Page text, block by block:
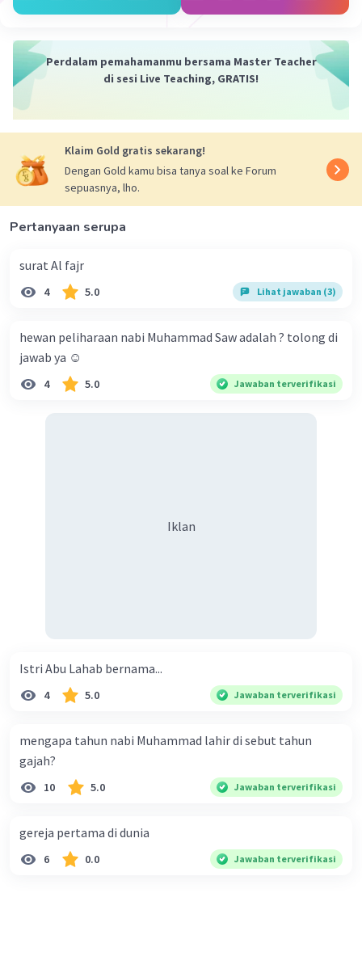
Iklan
2. Tidak takut untuk bertanggung jawab dan mengakui
perbuatan ketika melakukan kesalahan
5. Berkomitmen terhadap tugas yang telah diberikan
oleh bapak/ibu guru
Beri Rating
Perdalam pemahamanmu bersama Master Teacher
di sesi Live Teaching, GRATIS!
Klaim Gold gratis sekarang!
Dengan Gold kamu bisa tanya soal ke Forum
sepuasnya, lho.
Pertanyaan serupa
surat Al fajr
4 5.0 Lihat jawaban (3)
hewan peliharaan nabi Muhammad Saw adalah ? tolong di
jawab ya ☺️
4 5.0 Jawaban terverifikasi
Iklan
Istri Abu Lahab bernama...
4 5.0 Jawaban terverifikasi
mengapa tahun nabi Muhammad lahir di sebut tahun
gajah?
10 5.0 Jawaban terverifikasi
gereja pertama di dunia
6 0.0 Jawaban terverifikasi